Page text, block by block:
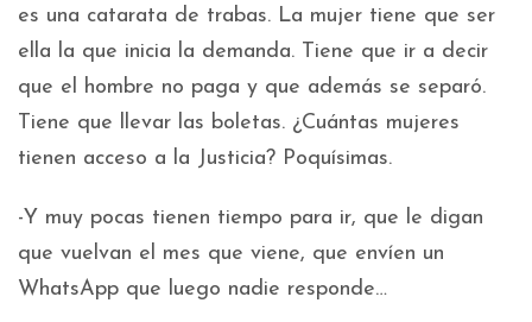
es una catarata de trabas. La mujer tiene que ser
ella la que inicia la demanda. Tiene que ir a decir
que el hombre no paga y que además se separó.
Tiene que llevar las boletas. ¿Cuántas mujeres
tienen acceso a la Justicia? Poquísimas.
-Y muy pocas tienen tiempo para ir, que le digan
que vuelvan el mes que viene, que envíen un
WhatsApp que luego nadie responde…